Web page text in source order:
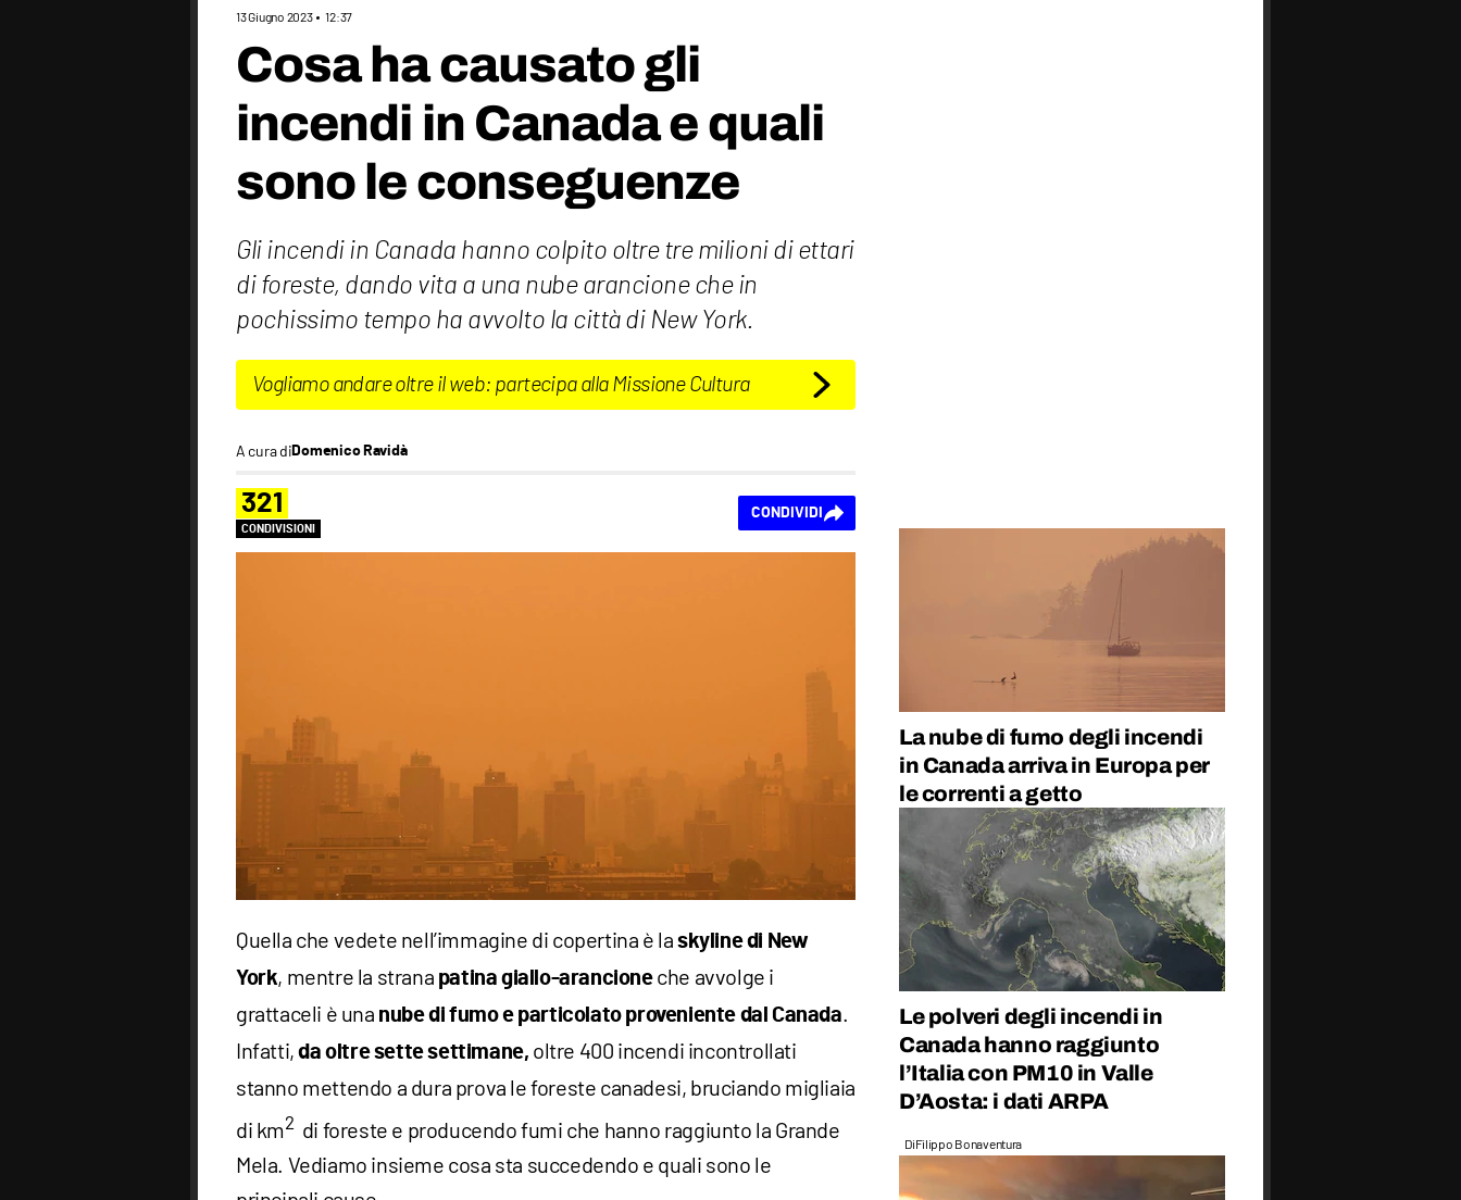
13 Giugno 2023 12:37
Cosa ha causato gli
incendi in Canada e quali
sono le conseguenze
Gli incendi in Canada hanno colpito oltre tre milioni di ettari
di foreste, dando vita a una nube arancione che in
pochissimo tempo ha avvolto la città di New York.
Vogliamo andare oltre il web: partecipa alla Missione Cultura
A cura diDomenico Ravidà
321
CONDIVISIONI
CONDIVIDI
Quella che vedete nell’immagine di copertina è la skyline di New
York, mentre la strana patina giallo-arancioneche avvolge i
grattaceli è una nube di fumo e particolato proveniente dal Canada.
Infatti,da oltre sette settimane, oltre 400 incendi incontrollati
stanno mettendo a dura prova le foreste canadesi, bruciando migliaia
di km2di foreste e producendo fumi che hanno raggiunto la Grande
Mela. Vediamo insieme cosa sta succedendo e quali sono le
La nube di fumo degli incendi
in Canada arriva in Europa per
le correnti a getto
Le polveri degli incendi in
Canada hanno raggiunto
l’Italia con PM10 in Valle
D’Aosta: i dati ARPA
DiFilippo Bonaventura